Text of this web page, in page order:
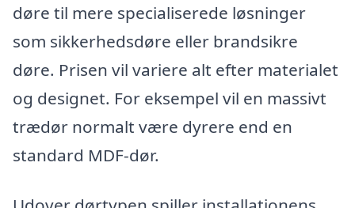
døre til mere specialiserede løsninger
som sikkerhedsdøre eller brandsikre
døre. Prisen vil variere alt efter materialet
og designet. For eksempel vil en massivt
trædør normalt være dyrere end en
standard MDF-dør.